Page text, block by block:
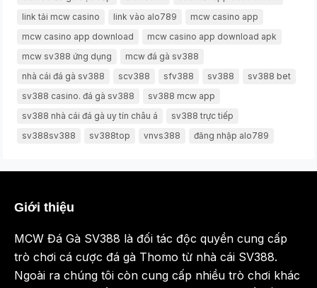
link tải mcw casino
link vào alo789
mcw casino app
mcw casino app download
mcw casino app download apk
mcw sv388 ứng dụng
mcw đá gà sv388
nhà cái đá gà sv388
scv388 sfv388 sv388
sv388 bet
sv388 casino. đá gà sv388
sv388 mcw app
sv388 nhà cái đá gà uy tín châu á
sv388 trực tiếp
sv388sv388
sv388top vnvs388 đăng nhập alo789
Giới thiệu
MCW Đá Gà SV388 là đối tác độc quyền cung cấp
trò chơi cá cược đá gà Thomo từ nhà cái SV388.
Ngoài ra chúng tôi còn cung cấp nhiều trò chơi khác